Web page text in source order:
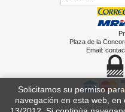
Plaza de la
Email:
Solicitamos su permiso
navegación en esta web,